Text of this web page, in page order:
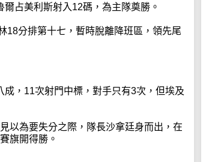
占美利斯射入12碼，為主隊奠勝。
18分排第十七，暫時脫離降班區，領先尾
，11次射門中標，對手只有3次，但埃及
以為要失分之際，隊長沙拿廷身而出，在
旗開得勝。